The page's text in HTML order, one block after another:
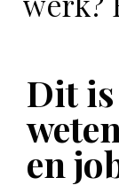
Dit
en